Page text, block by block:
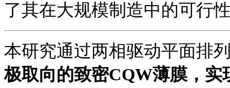
了其在大规模制造中的可行
本研究通过两相驱动平面排
极取向的致密CQW薄膜，实